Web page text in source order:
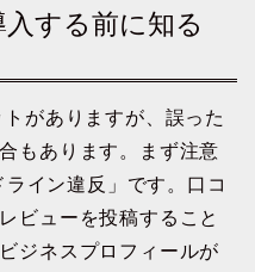
する前に知る
がありますが、誤った
もあります。まず注意
イン違反」です。口コ
ビューを投稿すること
ジネスプロフィールが